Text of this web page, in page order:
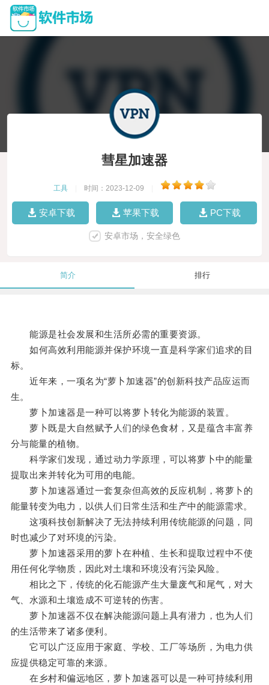
彗星加速器
工具 时间：2023-12-09
安卓下载 苹果下载 PC下载
安卓市场，安全绿色
简介 排行
能源是社会发展和生活所必需的重要资源。
如何高效利用能源并保护环境一直是科学家们追求的目
标。
近年来，一项名为“萝卜加速器”的创新科技产品应运而
生。
萝卜加速器是一种可以将萝卜转化为能源的装置。
萝卜既是大自然赋予人们的绿色食材，又是蕴含丰富养
分与能量的植物。
科学家们发现，通过动力学原理，可以将萝卜中的能量
提取出来并转化为可用的电能。
萝卜加速器通过一套复杂但高效的反应机制，将萝卜的
能量转变为电力，以供人们日常生活和生产中的能源需求。
这项科技创新解决了无法持续利用传统能源的问题，同
时也减少了对环境的污染。
萝卜加速器采用的萝卜在种植、生长和提取过程中不使
用任何化学物质，因此对土壤和环境没有污染风险。
相比之下，传统的化石能源产生大量废气和尾气，对大
气、水源和土壤造成不可逆转的伤害。
萝卜加速器不仅在解决能源问题上具有潜力，也为人们
的生活带来了诸多便利。
它可以广泛应用于家庭、学校、工厂等场所，为电力供
应提供稳定可靠的来源。
在乡村和偏远地区，萝卜加速器可以是一种可持续利用